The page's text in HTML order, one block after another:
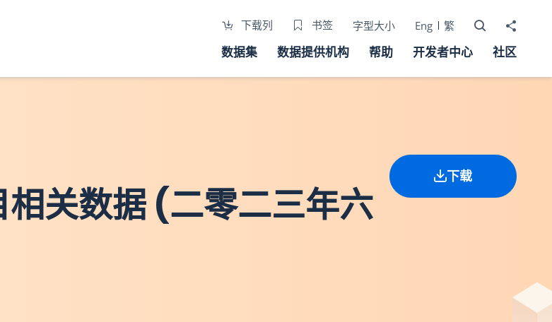
下载列 书签 字型大小 Eng 繁 打开搜寻器
分享至
数据集 数据提供机构 帮助 开发者中心 社区
关数据 (二零二三年六
下载